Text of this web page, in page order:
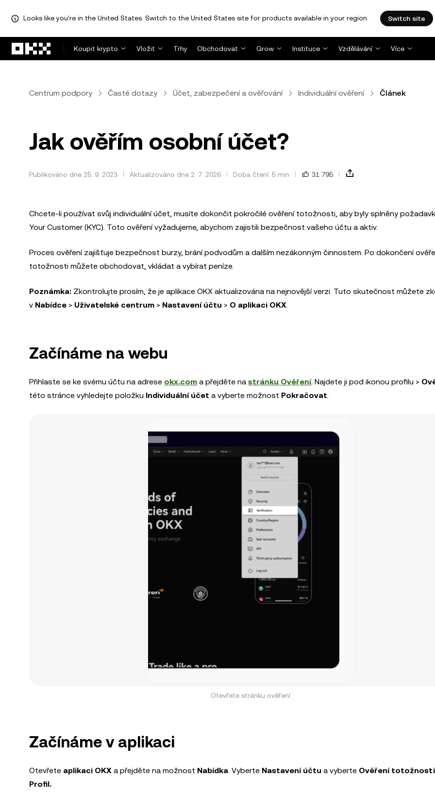
Looks like you're in the United States. Switch to the United States site for products available in your region. Switch site
Koupit krypto
Vložit Trhy Obchodovat Grow Instituce Vzdělávání Více
Centrum podpory Časté dotazy Účet, zabezpečení a ověřování Individuální ověření Článek
Jak ověřím osobní účet?
Publikováno dne 25. 9. 2023 Aktualizováno dne 2. 7. 2026 Doba čtení: 5 min 31 795
Chcete-li používat svůj individuální účet, musíte dokončit pokročilé ověření totožnosti, aby byly splněny
Your Customer (KYC). Toto ověření vyžadujeme, abychom zajistili bezpečnost vašeho účtu a aktiv.
Proces ověření zajišťuje bezpečnost burzy, brání podvodům a dalším nezákonným činnostem. Po dokončení
totožnosti můžete obchodovat, vkládat a vybírat peníze.
Poznámka: Zkontrolujte prosím, že je aplikace OKX aktualizována na nejnovější verzi. Tuto skutečnost můžete
v Nabídce > Uživatelské centrum > Nastavení účtu > O aplikaci OKX.
Začínáme na webu
Přihlaste se ke svému účtu na adrese okx.com a přejděte na stránku Ověření. Najdete ji pod ikonou profilu >
této stránce vyhledejte položku Individuální účet a vyberte možnost Pokračovat.
Otevřete stránku ověření
Začínáme v aplikaci
Otevřete aplikaci OKX a přejděte na možnost Nabídka. Vyberte Nastavení účtu a vyberte Ověření totožnosti
Profil.